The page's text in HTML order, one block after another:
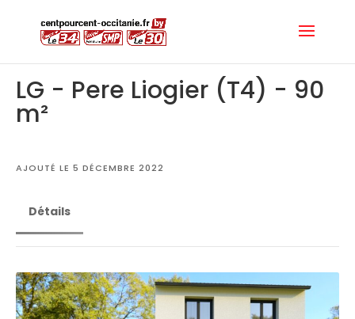
LG - Pere Liogier (T4) - 90
m²
AJOUTÉ LE 5 DÉCEMBRE 2022
Détails